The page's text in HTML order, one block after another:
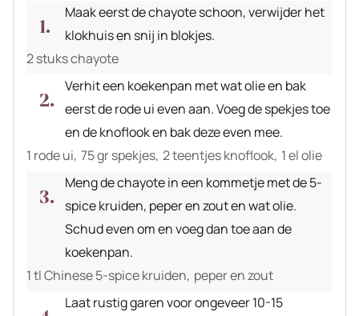
Maak eerst de chayote schoon, verwijder het
klokhuis en snij in blokjes.
2 stuks chayote
Verhit een koekenpan met wat olie en bak
eerst de rode ui even aan. Voeg de spekjes toe
en de knoflook en bak deze even mee.
1 rode ui, 75 gr spekjes, 2 teentjes knoflook, 1 el olie
Meng de chayote in een kommetje met de 5-
spice kruiden, peper en zout en wat olie.
Schud even om en voeg dan toe aan de
koekenpan.
1 tl Chinese 5-spice kruiden, peper en zout
Laat rustig garen voor ongeveer 10-15